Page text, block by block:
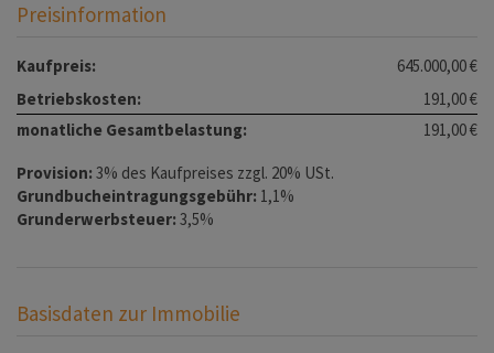
Preisinformation
Kaufpreis:
645.000,00 €
Betriebskosten:
191,00 €
monatliche Gesamtbelastung:
191,00 €
Provision: 3% des Kaufpreises zzgl. 20% USt.
Grundbucheintragungsgebühr: 1,1%
Grunderwerbsteuer: 3,5%
Basisdaten zur Immobilie